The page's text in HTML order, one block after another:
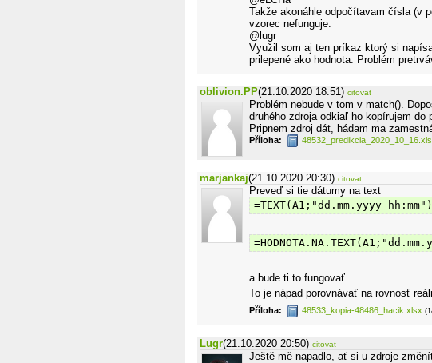
Takže akonáhle odpočítavam čísla (v
vzorec nefunguje.
@lugr
Využil som aj ten príkaz ktorý si
prilepené ako hodnota. Problém
oblivion.PP(21.10.2020 18:51) citovat
Problém nebude v tom v match().
druhého zdroja odkiaľ ho kopírujem
Pripnem zdroj dát, hádam ma
Příloha:
marjankaj(21.10.2020 20:30) citovat
Preveď si tie dátumy na text
=TEXT(A1;"dd.mm.yyyy hh:mm")
a bude ti to fungovať.
To je nápad porovnávať na rovnosť
Příloha: 48533_kopia-48486_hacik.xlsx
Lugr(21.10.2020 20:50) citovat
Ještě mě napadlo, ať si u zdroje